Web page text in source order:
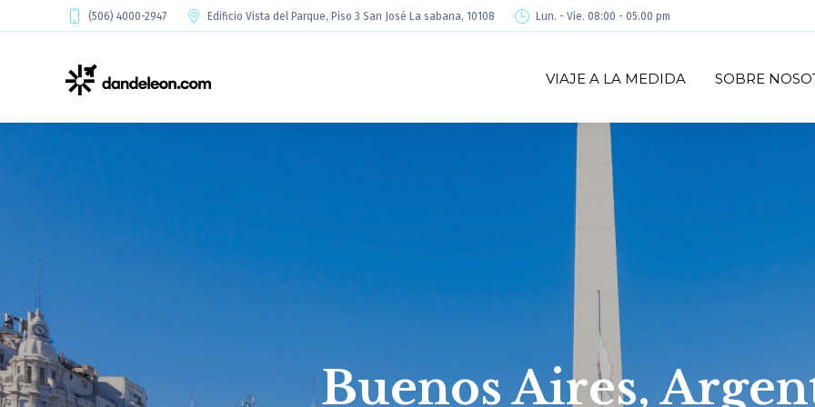
(506) 4000-2947 Edificio Vista del Parque, Piso 3 San José La sabana, 10108 Lun. - Vie. 08:00 - 05.00 pm
VIAJE A LA MEDIDA SOBRE
Buenos Aires,